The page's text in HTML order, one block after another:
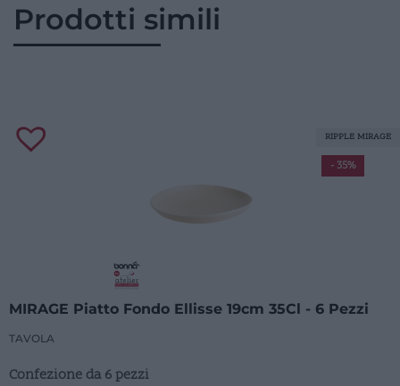
Prodotti simili
MIRAGE Piatto Fondo Ellisse 19cm 35Cl - 6 Pezzi
TAVOLA
Confezione da 6 pezzi
- 35%
RIPPLE MIRAGE